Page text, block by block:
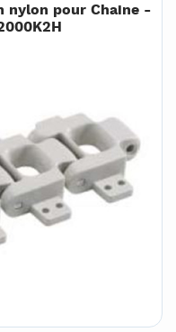
nylon pour Chaine -